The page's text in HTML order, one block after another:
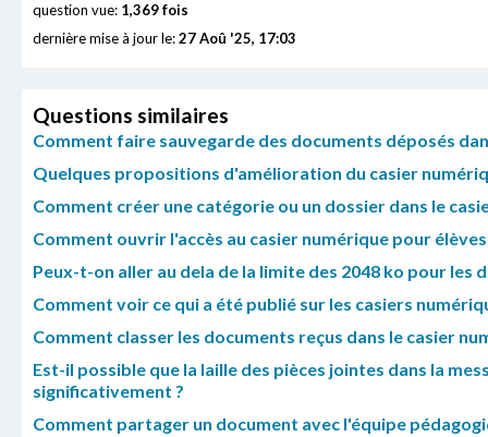
question vue: 1,369 fois
dernière mise à jour le:27 Aoû '25, 17:03
Questions similaires
Comment faire sauvegarde des documents déposés
Quelques propositions d'amélioration du casier
Comment créer une catégorie ou un dossier dans le
Comment ouvrir l'accès au casier numérique pour
Peux-t-on aller au dela de la limite des 2048 ko pour les
Comment voir ce qui a été publié sur les casiers
Comment classer les documents reçus dans le casier
Est-il possible que la laille des pièces jointes dans la
significativement ?
Comment partager un document avec l'équipe